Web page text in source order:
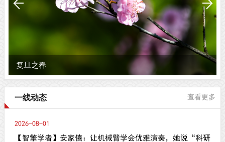
复旦之春
一线动态 查看更多
2026-08-01
【智擎学者】安家僖：让机械臂学会优雅演奏，她说“科研